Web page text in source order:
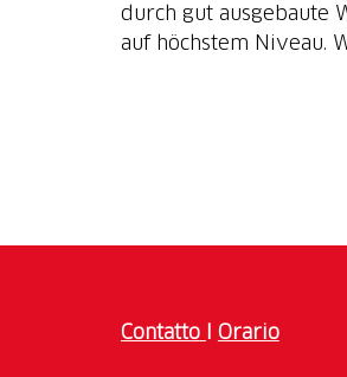
durch gut ausgebaute
auf höchstem Niveau.
Contatto I Orario